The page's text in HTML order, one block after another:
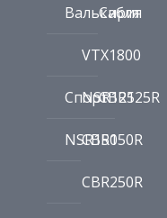
Валькирия
Сабля
VTX1800
Спорт
NSR125
CBR125R
NSR150
CBR150R
CBR250R